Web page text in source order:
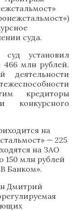
суда.
установил
466 млн рублей.
деятельности
кредиторы
конкурсного
на
— 225
на ЗАО
150 млн рублей
Банком».
Дмитрий